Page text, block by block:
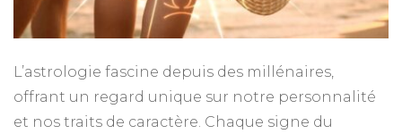
L’astrologie fascine depuis des millénaires,
offrant un regard unique sur notre personnalité
et nos traits de caractère. Chaque signe du